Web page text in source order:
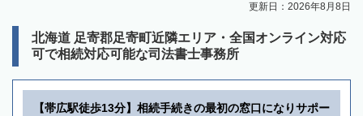
更新日：2026年8月8日
北海道 足寄郡足寄町近隣エリア・全国オンライン対応
可で相続対応可能な司法書士事務所
【帯広駅徒歩13分】相続手続きの最初の窓口になりサポー